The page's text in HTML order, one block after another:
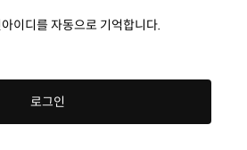
이디를 자동으로 기억합니다.
로그인